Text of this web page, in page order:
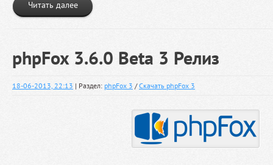
Читать далее
phpFox 3.6.0 Beta 3 Релиз
18-06-2013, 22:13 | Раздел: phpFox 3 /Скачать phpFox 3